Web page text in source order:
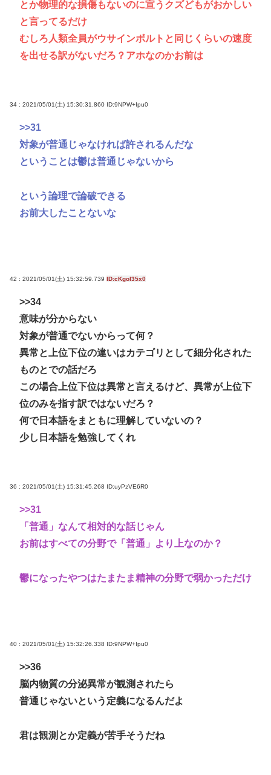
とか物理的な損傷もないのに宣うクズどもがおかしい
と言ってるだけ
むしろ人類全員がウサインボルトと同じくらいの速度
を出せる訳がないだろ？アホなのかお前は
34 : 2021/05/01(土) 15:30:31.860 ID:9NPW+Ipu0
>>31
対象が普通じゃなければ許されるんだな
ということは鬱は普通じゃないから
という論理で論破できる
お前大したことないな
42 : 2021/05/01(土) 15:32:59.739 ID:cKgol35x0
>>34
意味が分からない
対象が普通でないからって何？
異常と上位下位の違いはカテゴリとして細分化された
ものとでの話だろ
この場合上位下位は異常と言えるけど、異常が上位下
位のみを指す訳ではないだろ？
何で日本語をまともに理解していないの？
少し日本語を勉強してくれ
36 : 2021/05/01(土) 15:31:45.268 ID:uyPzVE6R0
>>31
「普通」なんて相対的な話じゃん
お前はすべての分野で「普通」より上なのか？
鬱になったやつはたまたま精神の分野で弱かっただけ
40 : 2021/05/01(土) 15:32:26.338 ID:9NPW+Ipu0
>>36
脳内物質の分泌異常が観測されたら
普通じゃないという定義になるんだよ
君は観測とか定義が苦手そうだね